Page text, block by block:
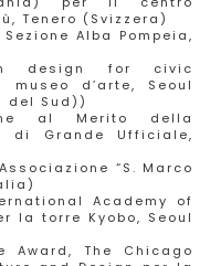
Tenero (Svizzera)
Alba Pompeia,
in design for civic
museo d’arte, Seoul
del Sud))
al Merito della
di Grande Ufficiale,
“S. Marco
Academy of
la torre Kyobo, Seoul
Award, The Chicago